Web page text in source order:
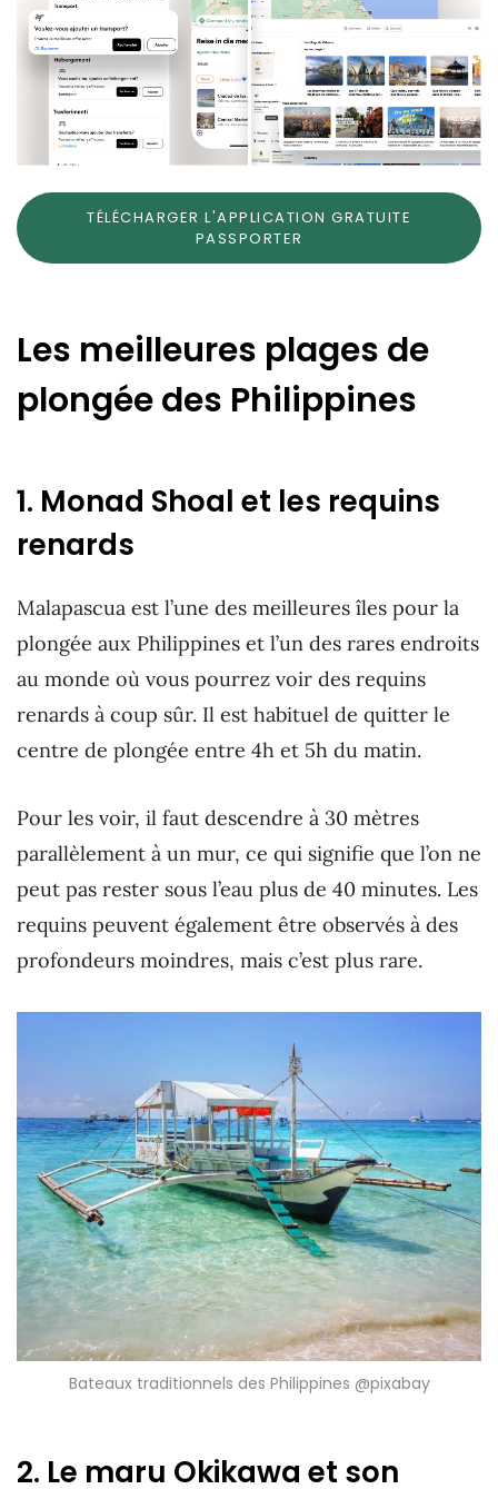
TÉLÉCHARGER L'APPLICATION GRATUITE
PASSPORTER
Les meilleures plages de
plongée des Philippines
1. Monad Shoal et les requins
renards
Malapascua est l’une des meilleures îles pour la
plongée aux Philippines et l’un des rares endroits
au monde où vous pourrez voir des requins
renards à coup sûr. Il est habituel de quitter le
centre de plongée entre 4h et 5h du matin.
Pour les voir, il faut descendre à 30 mètres
parallèlement à un mur, ce qui signifie que l’on ne
peut pas rester sous l’eau plus de 40 minutes. Les
requins peuvent également être observés à des
profondeurs moindres, mais c’est plus rare.
Bateaux traditionnels des Philippines @pixabay
2. Le maru Okikawa et son